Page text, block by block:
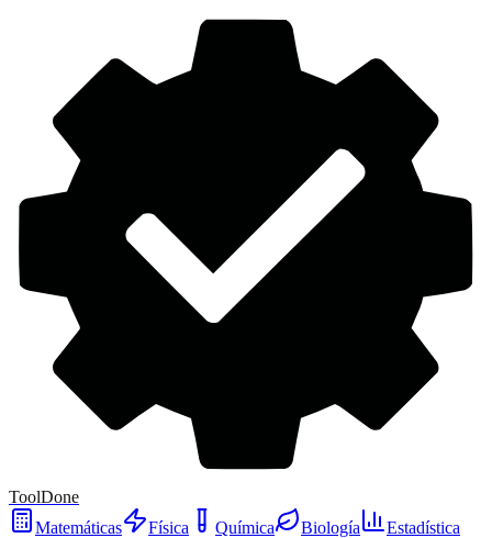
ToolDone
Matemáticas
Física Química Biología
Estadística